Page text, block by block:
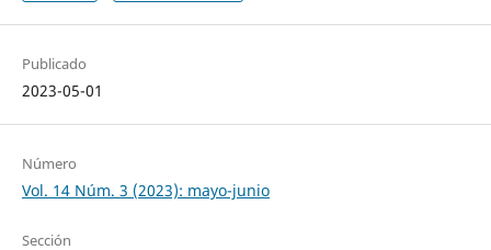
Publicado
2023-05-01
Número
Vol. 14 Núm. 3 (2023): mayo-junio
Sección